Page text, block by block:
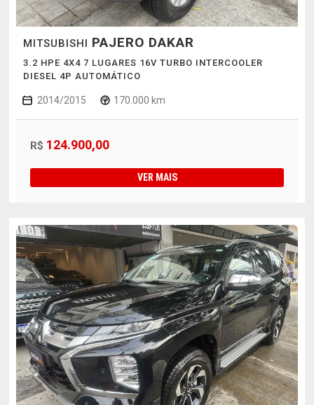
MITSUBISHI PAJERO DAKAR
3.2 HPE 4X4 7 LUGARES 16V TURBO INTERCOOLER
DIESEL 4P AUTOMÁTICO
2014/2015 170.000 km
R$ 124.900,00
VER MAIS